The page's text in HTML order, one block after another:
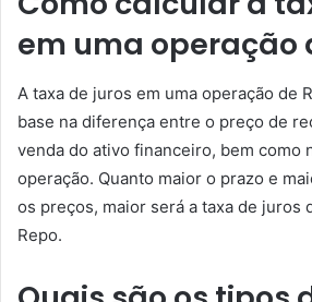
em uma operação
A taxa de juros em uma operação de
base na diferença entre o preço de
venda do ativo financeiro, bem como
operação. Quanto maior o prazo e
os preços, maior será a taxa de juros
Repo.